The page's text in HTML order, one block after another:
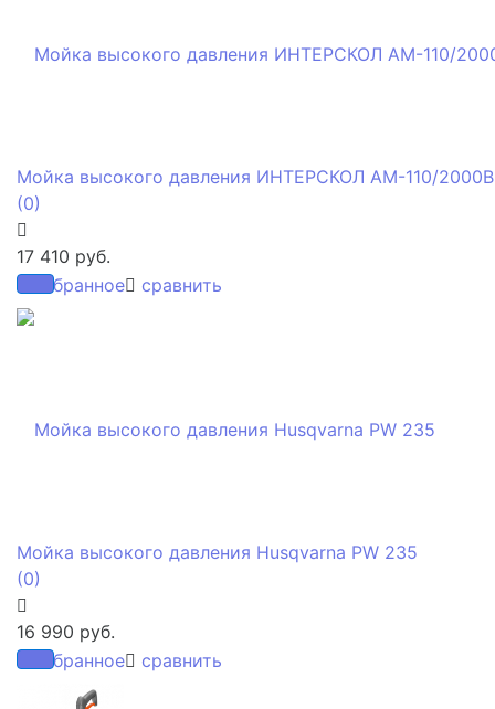
избранное сравнить
Мойка высокого давления ИНТЕРСКОЛ АМ-110/2000В
(0)
17 410 руб.
избранное сравнить
Мойка высокого давления Husqvarna PW 235
(0)
16 990 руб.